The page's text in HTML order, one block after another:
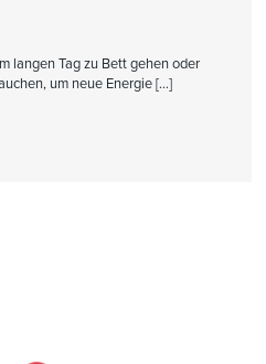
langen Tag zu Bett gehen oder
um neue Energie […]